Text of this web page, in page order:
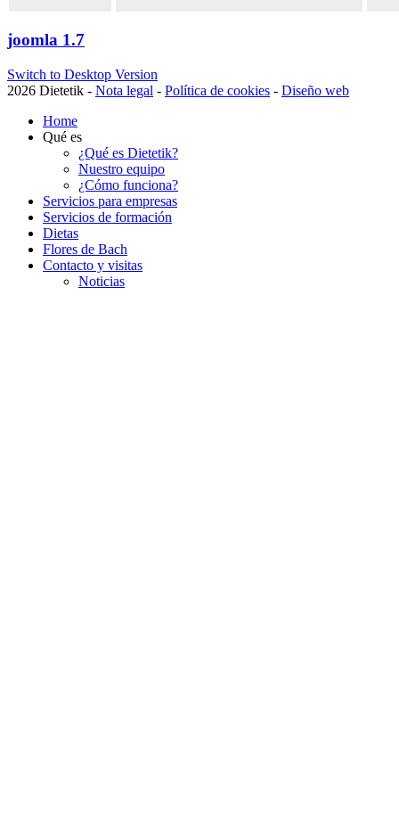
joomla 1.7
Switch to Desktop Version
2026 Dietetik - Nota legal - Política de cookies - Diseño web
Home
Qué es
¿Qué es Dietetik?
Nuestro equipo
¿Cómo funciona?
Servicios para empresas
Servicios de formación
Dietas
Flores de Bach
Contacto y visitas
Noticias